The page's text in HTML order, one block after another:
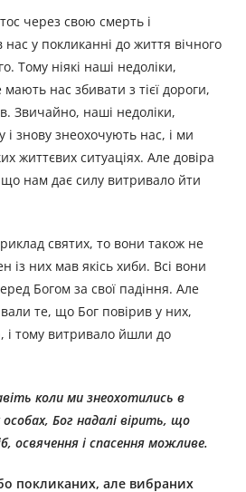
через свою смерть і
у покликанні до життя вічного
Тому ніякі наші недоліки,
нас збивати з тієї дороги,
Звичайно, наші недоліки,
і знову знеохочують нас, і ми
життєвих ситуаціях. Але довіра
нам дає силу витривало йти
святих, то вони також не
із них мав якісь хиби. Всі вони
Богом за свої падіння. Але
те, що Бог повірив у них,
і тому витривало йшли до
коли ми знеохотились в
Бог надалі вірить, що
освячення і спасення можливе.
покликаних, але вибраних